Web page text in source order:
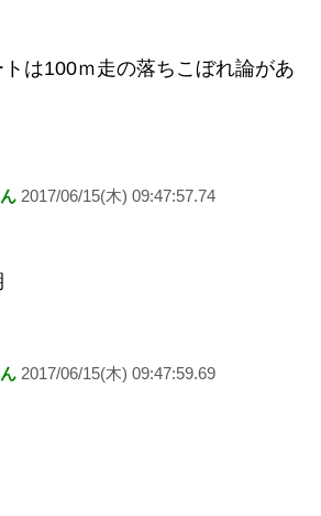
は100ｍ走の落ちこぼれ論があ
2017/06/15(木) 09:47:57.74
2017/06/15(木) 09:47:59.69